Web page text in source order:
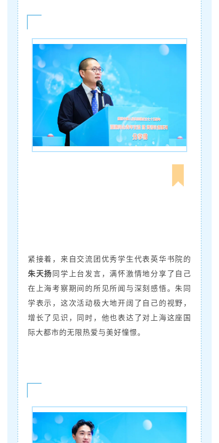
紧接着，来自交流团优秀学生代表英华书院的
朱天扬同学上台发言，满怀激情地分享了自己
在上海考察期间的所见所闻与深刻感悟。朱同
学表示，这次活动极大地开阔了自己的视野，
增长了见识，同时，他也表达了对上海这座国
际大都市的无限热爱与美好憧憬。